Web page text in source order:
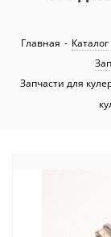
Главная - Каталог
Запчасти для